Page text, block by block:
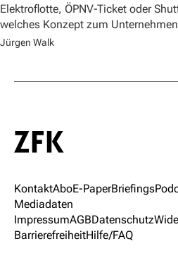
Elektroflotte, ÖPNV-Ticket oder
welches Konzept zum
Jürgen Walk
KontaktAboE-PaperBriefings
Mediadaten
ImpressumAGBDatenschutz
BarrierefreiheitHilfe/FAQ